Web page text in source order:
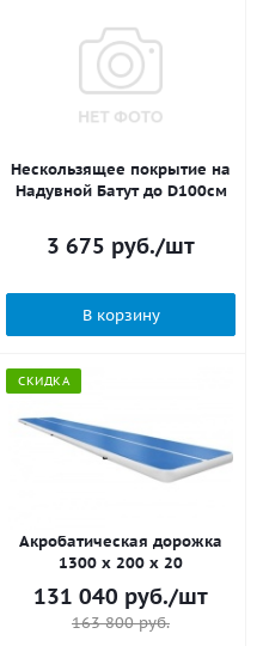
Нескользящее покрытие на
Надувной Батут до D100см
3 675 руб./шт
В корзину
СКИДКА
Акробатическая дорожка
1300 x 200 x 20
131 040 руб./шт
163 800руб.